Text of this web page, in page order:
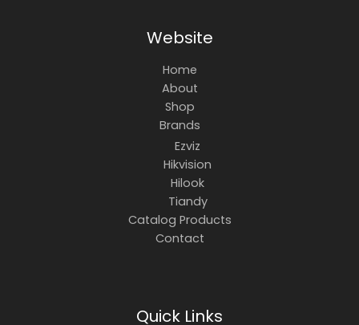
Website
Home
About
Shop
Brands
Ezviz
Hikvision
Hilook
Tiandy
Catalog Products
Contact
Quick Links